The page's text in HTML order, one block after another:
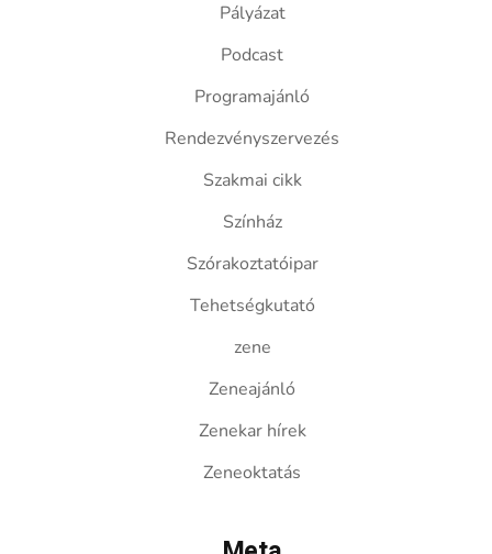
Pályázat
Podcast
Programajánló
Rendezvényszervezés
Szakmai cikk
Színház
Szórakoztatóipar
Tehetségkutató
zene
Zeneajánló
Zenekar hírek
Zeneoktatás